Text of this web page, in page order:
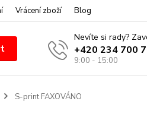
Vrácení zboží Blog
Nevíte si rady?
+420 234 700
9:00 - 15:00
S-print FAXOVÁNO